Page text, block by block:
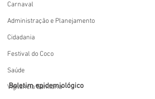
Carnaval
Administração e Planejamento
Cidadania
Festival do Coco
Saúde
Vigilãncia Sanitária
Boletim epidemiológico